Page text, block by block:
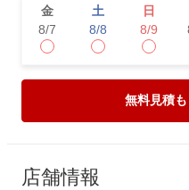
金
8/7
土
8/8
日
8/9
無料見積
店舗情報